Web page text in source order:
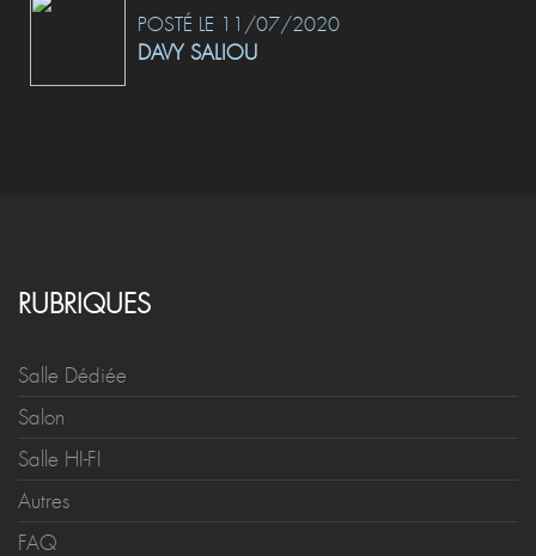
POSTÉ LE 11/07/2020
DAVY SALIOU
RUBRIQUES
Salle Dédiée
Salon
Salle HI-FI
Autres
FAQ